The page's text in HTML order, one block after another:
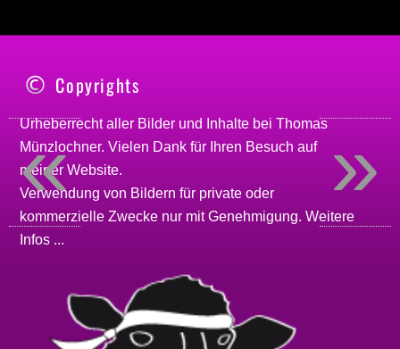
Copyrights
Urheberrecht aller Bilder und Inhalte beiThomas
Münzlochner. Vielen Dank für Ihren Besuch auf
meinerWebsite.
Verwendung von Bildern für private oder
kommerzielle Zwecke nur mit Genehmigung.Weitere
Infos ...
»
«